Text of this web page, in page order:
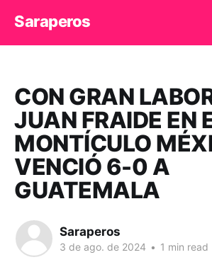
Saraperos
CON GRAN
JUAN FRAIDE EN
MONTÍCULO
VENCIÓ 6-0 A
GUATEMALA
Saraperos
3 de ago. de 2024 • 1 min read